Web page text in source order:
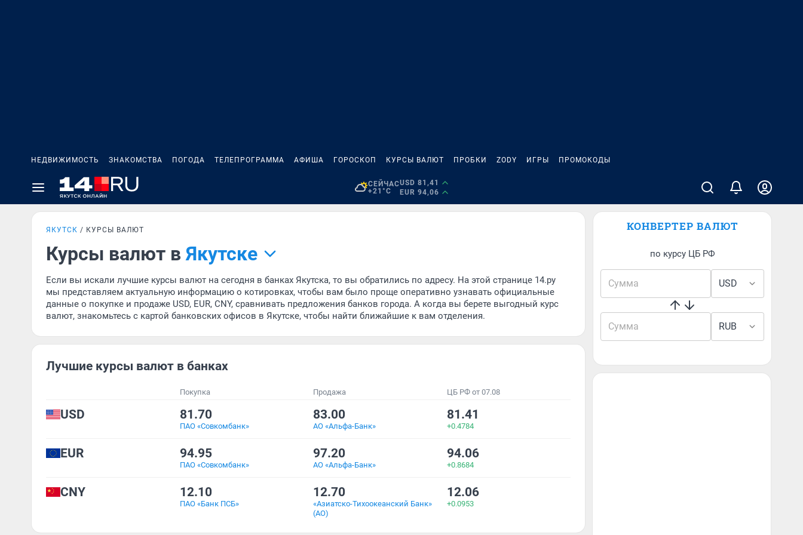
НЕДВИЖИМОСТЬ ЗНАКОМСТВА ПОГОДА ТЕЛЕПРОГРАММА АФИША ГОРОСКОП КУРСЫ ВАЛЮТ ПРОБКИ ZODY ИГРЫ ПРОМОКОДЫ
СЕЙЧАС
+21°C
USD 81,41
EUR 94,06
ЯКУТСК КУРСЫ ВАЛЮТ
Курсы валют в Якутске
Если вы искали лучшие курсы валют на сегодня в банках Якутска, то вы обратились по адресу. На этой странице 14.ру
мы представляем актуальную информацию о котировках, чтобы вам было проще оперативно узнавать официальные
данные о покупке и продаже USD, EUR, CNY, сравнивать предложения банков города. А когда вы берете выгодный курс
валют, знакомьтесь с картой банковских офисов в Якутске, чтобы найти ближайшие к вам отделения.
Лучшие курсы валют в банках
Покупка Продажа ЦБ РФ от 07.08
USD 81.70
ПАО «Совкомбанк»
83.00
АО «Альфа-Банк»
81.41
+0.4784
EUR 94.95
ПАО «Совкомбанк»
97.20
АО «Альфа-Банк»
94.06
+0.8684
CNY 12.10
ПАО «Банк ПСБ»
12.70
«Азиатско-Тихоокеанский Банк»
(АО)
12.06
+0.0953
КОНВЕРТЕР ВАЛЮТ
по курсу ЦБ РФ
USD
RUB